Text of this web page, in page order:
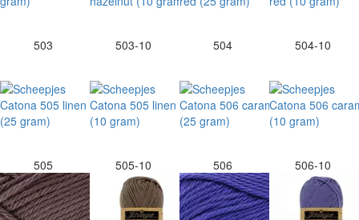
503 503-10 504 504-10
505 505-10 506 506-10